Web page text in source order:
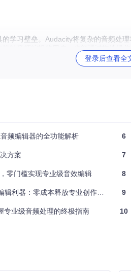
学习壁垒。Audacity将复杂的音频处
的音频片段至关重要。
在空调噪音和麦克风底噪，影响收听体
处理，将信噪比提升15dB以上，人声
15dB）
声穿透力
量。
登录后查看全
频编辑器的全功能解析
方案
零门槛实现专业级音效编辑
利器：零成本释放专业创作潜能
专业级音频处理的终极指南
6
7
8
9
10